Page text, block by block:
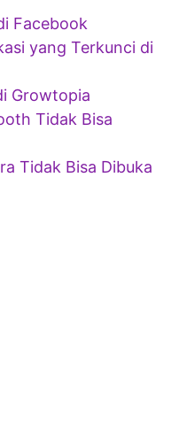
Facebook
yang Terkunci di
Growtopia
Tidak Bisa
Tidak Bisa Dibuka